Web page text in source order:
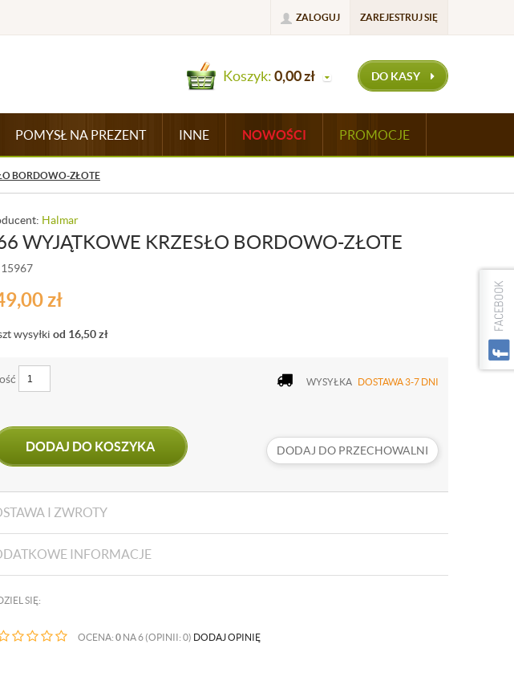
ZALOGUJ ZAREJESTRUJ SIĘ
Koszyk:0,00zł DO KASY
POMYSŁ NA PREZENT INNE NOWOŚCI PROMOCJE
BORDOWO-ZŁOTE
Halmar
WYJĄTKOWE KRZESŁO BORDOWO-ZŁOTE
zł
wysyłki od 16,50zł
WYSYŁKA DOSTAWA 3-7 DNI
DODAJ DO KOSZYKA DODAJ DO PRZECHOWALNI
I ZWROTY
INFORMACJE
SIĘ:
OCENA: 0 NA 6 (OPINII: 0) DODAJ OPINIĘ